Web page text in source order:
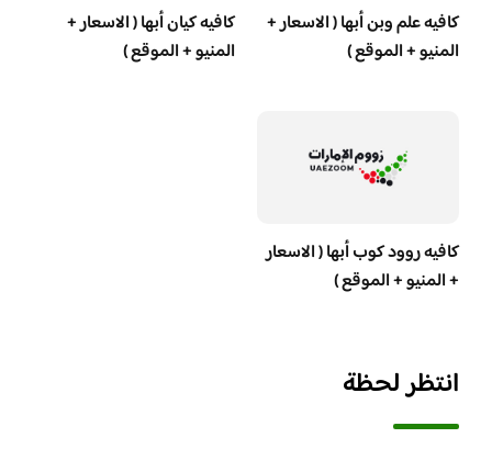
كافيه علم وبن أبها ( الاسعار +
المنيو + الموقع )
كافيه كيان أبها ( الاسعار +
المنيو + الموقع )
كافيه روود كوب أبها ( الاسعار
+ المنيو + الموقع )
انتظر لحظة